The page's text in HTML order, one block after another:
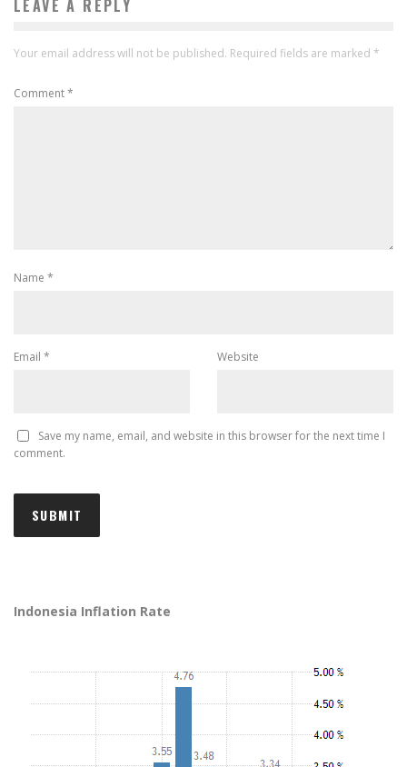
LEAVE A REPLY
Your email address will not be published. Required fields are marked *
Comment*
Name *
Email * Website
Save my name, email, and website in this browser for the next time I
comment.
Indonesia Inflation Rate